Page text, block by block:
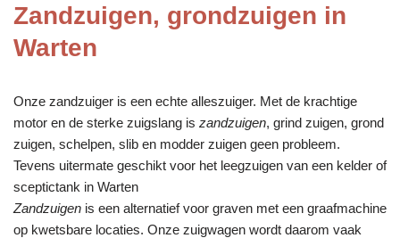
Zandzuigen, grondzuigen in
Warten
Onze zandzuiger is een echte alleszuiger. Met de krachtige
motor en de sterke zuigslang is zandzuigen, grind zuigen, grond
zuigen, schelpen, slib en modder zuigen geen probleem.
Tevens uitermate geschikt voor het leegzuigen van een kelder of
sceptictank in Warten
Zandzuigen is een alternatief voor graven met een graafmachine
op kwetsbare locaties. Onze zuigwagen wordt daarom vaak